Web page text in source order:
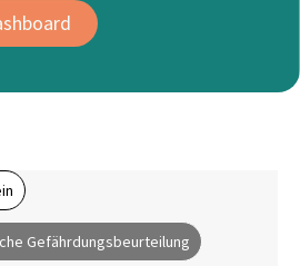
Gefährdungsbeurteilung